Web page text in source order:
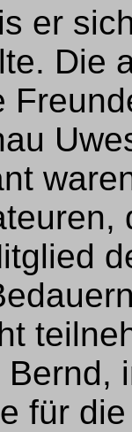
er
Die
Bernd,
für